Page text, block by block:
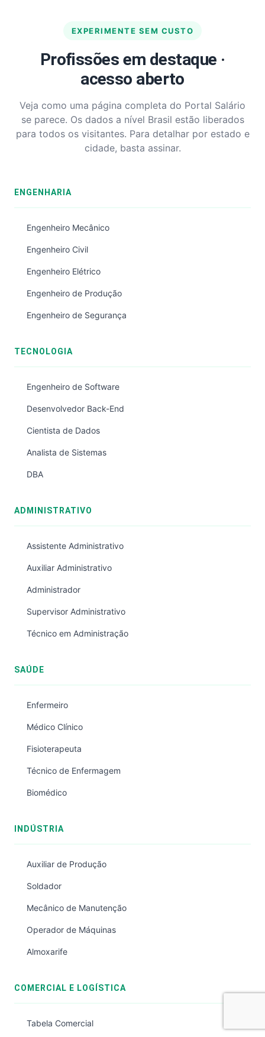
EXPERIMENTE SEM CUSTO
Profissões em destaque ·
acesso aberto
Veja como uma página completa do Portal Salário
se parece. Os dados a nível Brasil estão liberados
para todos os visitantes. Para detalhar por estado e
cidade, basta assinar.
ENGENHARIA
Engenheiro Mecânico
Engenheiro Civil
Engenheiro Elétrico
Engenheiro de Produção
Engenheiro de Segurança
TECNOLOGIA
Engenheiro de Software
Desenvolvedor Back-End
Cientista de Dados
Analista de Sistemas
DBA
ADMINISTRATIVO
Assistente Administrativo
Auxiliar Administrativo
Administrador
Supervisor Administrativo
Técnico em Administração
SAÚDE
Enfermeiro
Médico Clínico
Fisioterapeuta
Técnico de Enfermagem
Biomédico
INDÚSTRIA
Auxiliar de Produção
Soldador
Mecânico de Manutenção
Operador de Máquinas
Almoxarife
COMERCIAL E LOGÍSTICA
Tabela Comercial